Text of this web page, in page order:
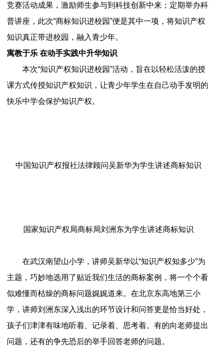
竞赛活动成果，激励师生参与到科技创新中来；定期举办科
普讲座，此次“商标知识进校园”便是其中一项，将知识产权
知识真正带进校园，融入青少年。
寓教于乐 在动手实践中升华知识
本次“知识产权知识进校园”活动，旨在以轻松活泼的授
课方式传授知识产权知识，让青少年学生在自己动手发明的
快乐中学会保护知识产权。
中国知识产权报社法律顾问吴新华为学生讲述商标知识
国家知识产权局商标局刘洲东为学生讲述商标知识
在武汉南望山小学，讲师吴新华以“知识产权知多少”为
主题，巧妙地选用了贴近我们生活的商标案例，将一个个看
似难懂而枯燥的商标问题娓娓道来。在北京东高地第三小
学，讲师刘洲东深入浅出的环节设计和问答更是恰当好处，
孩子们津津有味地听着、记录着、思考着。有的向老师提出
问题，还有的争先恐后的举手回答老师的问题。